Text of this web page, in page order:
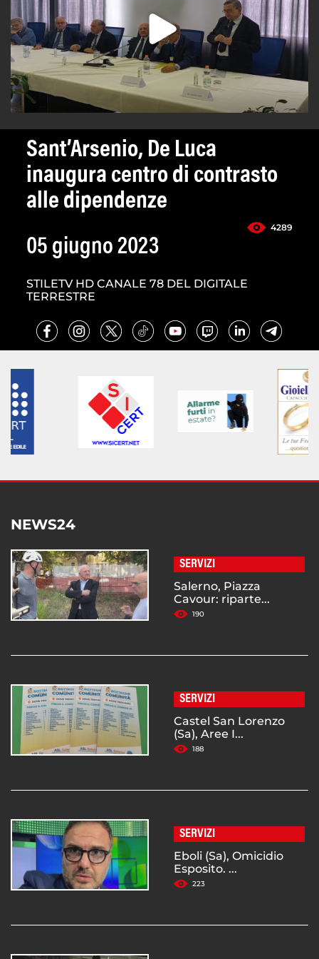
Sant’Arsenio, De Luca
inaugura centro di contrasto
alle dipendenze
4289
05 giugno 2023
STILETV HD CANALE 78 DEL DIGITALE
TERRESTRE
NEWS24
SERVIZI
Salerno, Piazza
Cavour: riparte...
190
SERVIZI
Castel San Lorenzo
(Sa), Aree I...
188
SERVIZI
Eboli (Sa), Omicidio
Esposito. ...
223